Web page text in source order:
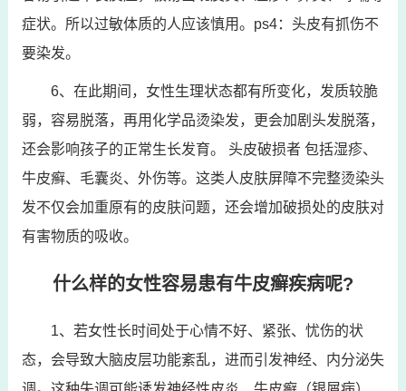
症状。所以过敏体质的人应该慎用。ps4：头皮有抓伤不
要染发。
6、在此期间，女性生理状态都有所变化，发质较脆
弱，容易脱落，再用化学品烫染发，更会加剧头发脱落，
还会影响孩子的正常生长发育。 头皮破损者 包括湿疹、
牛皮癣、毛囊炎、外伤等。这类人皮肤屏障不完整烫染头
发不仅会加重原有的皮肤问题，还会增加破损处的皮肤对
有害物质的吸收。
什么样的女性容易患有牛皮癣疾病呢?
1、若女性长时间处于心情不好、紧张、忧伤的状
态，会导致大脑皮层功能紊乱，进而引发神经、内分泌失